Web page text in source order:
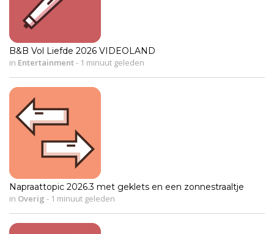
B&B Vol Liefde 2026 VIDEOLAND
in Entertainment- 1 minuut geleden
Napraattopic 2026.3 met geklets en een zonnestraaltje
in Overig - 1 minuut geleden